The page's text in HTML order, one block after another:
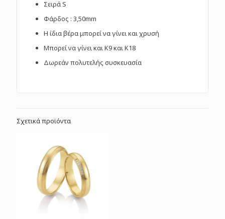
Σειρά S
Φάρδος : 3,50mm
Η ίδια βέρα μπορεί να γίνει και χρυσή
Μπορεί να γίνει και Κ9 και Κ18
Δωρεάν πολυτελής συσκευασία
Σχετικά προϊόντα